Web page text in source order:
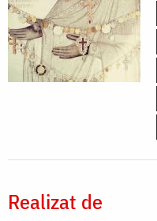
Realizat de